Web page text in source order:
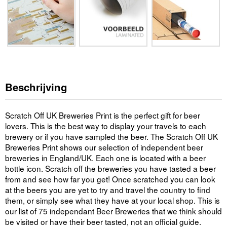
Beschrijving
Scratch Off UK Breweries Print is the perfect gift for beer
lovers. This is the best way to display your travels to each
brewery or if you have sampled the beer. The Scratch Off UK
Breweries Print shows our selection of independent beer
breweries in England/UK. Each one is located with a beer
bottle icon. Scratch off the breweries you have tasted a beer
from and see how far you get! Once scratched you can look
at the beers you are yet to try and travel the country to find
them, or simply see what they have at your local shop. This is
our list of 75 independant Beer Breweries that we think should
be visited or have their beer tasted, not an official guide.